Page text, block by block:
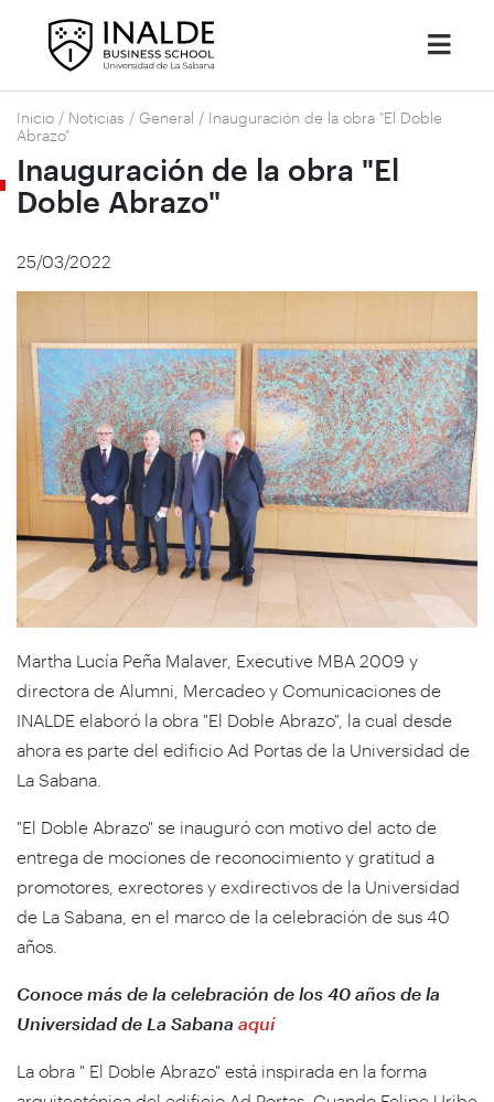
Inicio / Noticias / General / Inauguración de la obra "El Doble
Abrazo"
Inauguración de la obra "El
Doble Abrazo"
25/03/2022
Martha Lucía Peña Malaver, Executive MBA 2009 y
directora de Alumni, Mercadeo y Comunicaciones de
INALDE elaboró la obra "El Doble Abrazo", la cual desde
ahora es parte del edificio Ad Portas de la Universidad de
La Sabana.
"El Doble Abrazo" se inauguró con motivo del acto de
entrega de mociones de reconocimiento y gratitud a
promotores, exrectores y exdirectivos de la Universidad
de La Sabana, en el marco de la celebración de sus 40
años.
Conoce más de la celebración de los 40 años de la
Universidad de La Sabana aquí
La obra " El Doble Abrazo" está inspirada en la forma